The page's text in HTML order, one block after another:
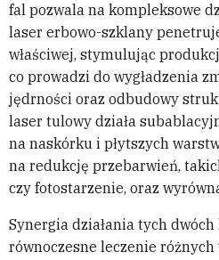
fal pozwala na kompleksowe
laser erbowo-szklany
właściwej, stymulując
co prowadzi do wygładzenia
jędrności oraz odbudowy
laser tulowy działa
na naskórku i płytszych
na redukcję przebarwień,
czy fotostarzenie, oraz
Synergia działania tych
równoczesne leczenie różnych